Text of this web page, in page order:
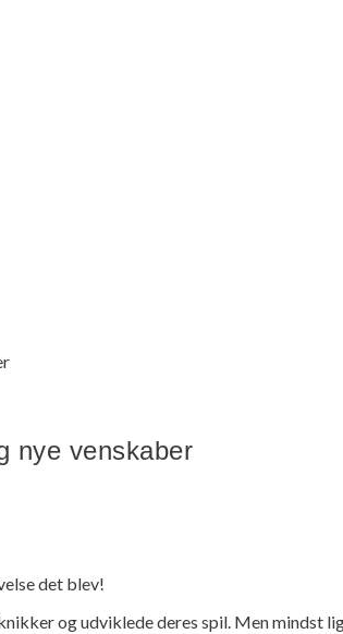
nye venskaber
det blev!
og udviklede deres spil. Men mindst